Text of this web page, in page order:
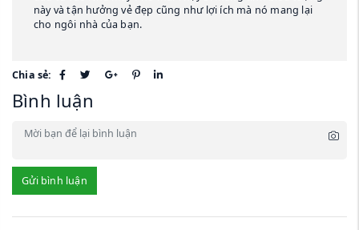
này và tận hưởng vẻ đẹp cũng như lợi ích mà nó mang lại
cho ngôi nhà của bạn.
Chia sẻ:
Bình luận
Gửi bình luận